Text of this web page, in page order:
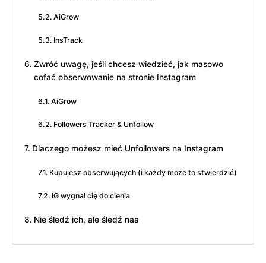
AiGrow
InsTrack
Zwróć uwagę, jeśli chcesz wiedzieć, jak masowo
cofać obserwowanie na stronie Instagram
AiGrow
Followers Tracker & Unfollow
Dlaczego możesz mieć Unfollowers na Instagram
Kupujesz obserwujących (i każdy może to stwierdzić)
IG wygnał cię do cienia
Nie śledź ich, ale śledź nas